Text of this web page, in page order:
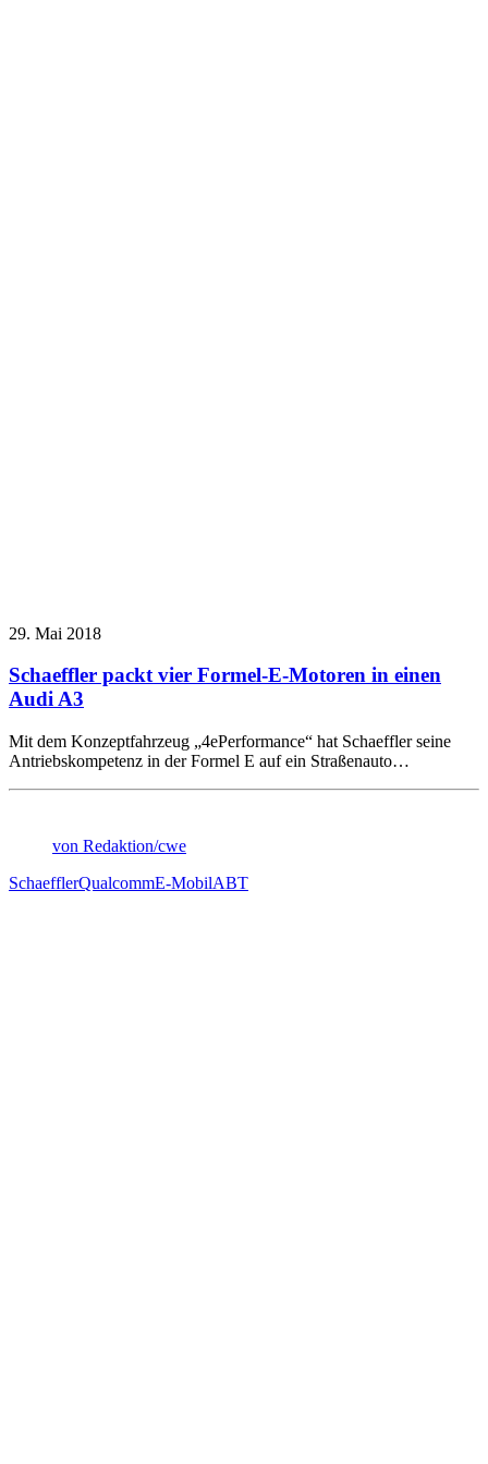
29. Mai 2018
Schaeffler packt vier Formel-E-Motoren in einen
Audi A3
Mit dem Konzeptfahrzeug „4ePerformance“ hat Schaeffler seine
Antriebskompetenz in der Formel E auf ein Straßenauto…
von Redaktion/cwe
SchaefflerQualcommE-MobilABT